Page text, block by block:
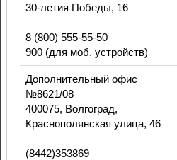
30-летия Победы, 16
8 (800) 555-55-50
900 (для моб. устройств)
Дополнительный офис
№8621/08
400075, Волгоград,
Краснополянская улица, 46
(8442)353869